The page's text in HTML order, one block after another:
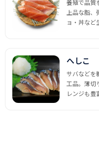
養殖で品質
上品な脂
ョ・丼など
へしこ
サバなどを
工品。薄切
レンジも豊